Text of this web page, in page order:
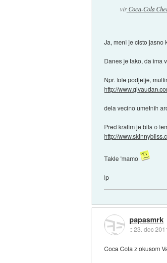
virCoca-Cola
Ja, meni je cisto jasno
Danes je tako, da ima
Npr. tole podjetje,
http://
dela vecino umetnih
Pred kratim je bila o
http://
Takle 'mamo
lp
papasmrk
::23. dec
Coca Cola z okusom